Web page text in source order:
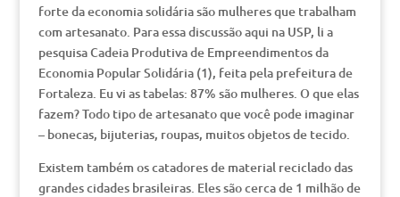
forte da economia solidária são mulheres que trabalham
com artesanato. Para essa discussão aqui na USP, li a
pesquisa Cadeia Produtiva de Empreendimentos da
Economia Popular Solidária (1), feita pela prefeitura de
Fortaleza. Eu vi as tabelas: 87% são mulheres. O que elas
fazem? Todo tipo de artesanato que você pode imaginar
– bonecas, bijuterias, roupas, muitos objetos de tecido.
Existem também os catadores de material reciclado das
grandes cidades brasileiras. Eles são cerca de 1 milhão de